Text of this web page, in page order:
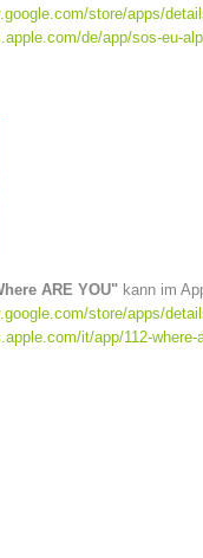
store/apps/
de/app/sos-eu-
ARE YOU" kann im
store/apps/
it/app/112-where-